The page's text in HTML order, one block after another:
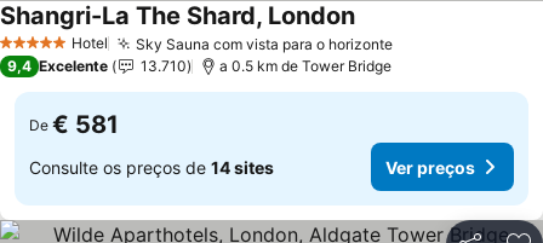
5 Estrelas Hotel Sky Sauna com vista para o horizonteVer preços
Shangri-La The Shard, LondonVer preços
9,4 Excelente 13.710 a 0.5 km de Tower Bridge
De € 581
Consulte os preços de 14 sites Ver preços